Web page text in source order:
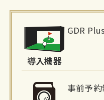
導入機器
GDR
事前予約